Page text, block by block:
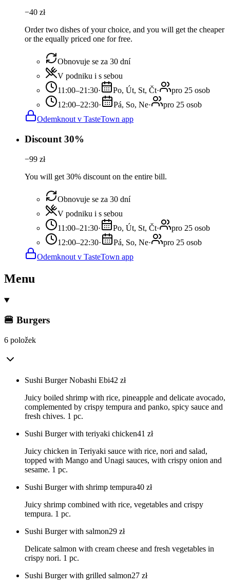
−40 zł
Order two dishes of your choice, and you will get the cheaper
or the equally priced one for free.
Obnovuje se za 30 dní
V podniku i s sebou
11:00–21:30· Po, Út, St, Čt·
pro 25 osob
12:00–22:30· Pá, So, Ne·
pro 25 osob
Odemknout v TasteTown app
Discount 30%
−99 zł
You will get 30% discount on the entire bill.
Obnovuje se za 30 dní
V podniku i s sebou
11:00–21:30· Po, Út, St, Čt·
pro 25 osob
12:00–22:30· Pá, So, Ne·
pro 25 osob
Odemknout v TasteTown app
Menu
🍔 Burgers
6 položek
Sushi Burger Nobashi Ebi42 zł
Juicy boiled shrimp with rice, pineapple and delicate avocado,
complemented by crispy tempura and panko, spicy sauce and
fresh chives. 1 pc.
Sushi Burger with teriyaki chicken41 zł
Juicy chicken in Teriyaki sauce with rice, nori and salad,
topped with Mango and Unagi sauces, with crispy onion and
sesame. 1 pc.
Sushi Burger with shrimp tempura40 zł
Juicy shrimp combined with rice, vegetables and crispy
tempura. 1 pc.
Sushi Burger with salmon29 zł
Delicate salmon with cream cheese and fresh vegetables in
crispy nori. 1 pc.
Sushi Burger with grilled salmon27 zł